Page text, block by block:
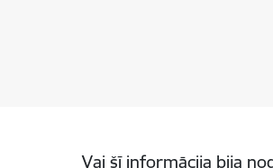
Vai šī informācija bija